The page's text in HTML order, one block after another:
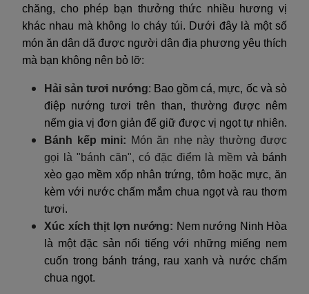
chăng, cho phép bạn thưởng thức nhiều hương vị
khác nhau mà không lo cháy túi. Dưới đây là một số
món ăn dân dã được người dân địa phương yêu thích
mà bạn không nên bỏ lỡ:
Hải sản tươi nướng: Bao gồm cá, mực, ốc và sò
điệp nướng tươi trên than, thường được nêm
nếm gia vị đơn giản để giữ được vị ngọt tự nhiên.
Bánh kếp mini: Món ăn nhẹ này thường được
gọi là "bánh căn", có đặc điểm là mềm và bánh
xèo gạo mềm xốp nhân trứng, tôm hoặc mực, ăn
kèm với nước chấm mắm chua ngọt và rau thơm
tươi.
Xúc xích thịt lợn nướng: Nem nướng Ninh Hòa
là một đặc sản nổi tiếng với những miếng nem
cuốn trong bánh tráng, rau xanh và nước chấm
chua ngọt.